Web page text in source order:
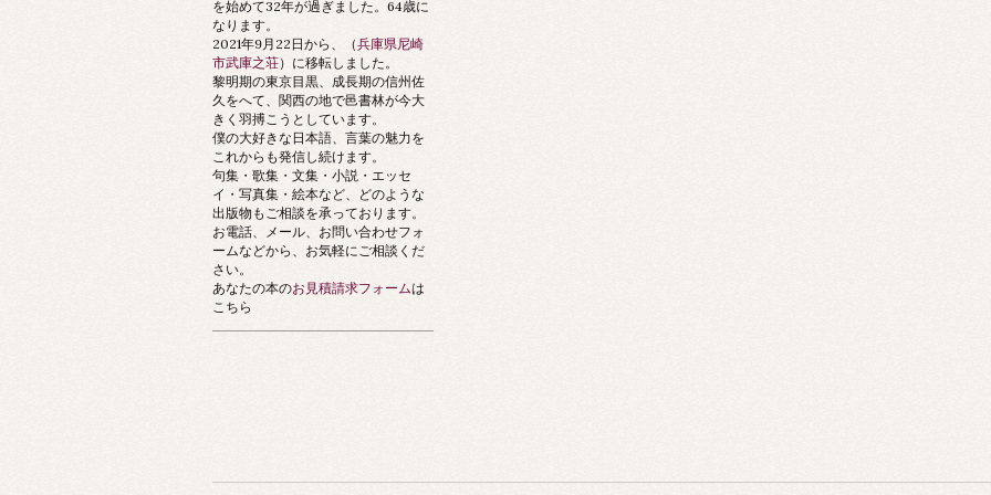
を始めて32年が過ぎました。64歳に
なります。
2021年9月22日から、（兵庫県尼崎
市武庫之荘）に移転しました。
黎明期の東京目黒、成長期の信州佐
久をへて、関西の地で邑書林が今大
きく羽搏こうとしています。
僕の大好きな日本語、言葉の魅力を
これからも発信し続けます。
句集・歌集・文集・小説・エッセ
イ・写真集・絵本など、どのような
出版物もご相談を承っております。
お電話、メール、お問い合わせフォ
ームなどから、お気軽にご相談くだ
さい。
あなたの本のお見積請求フォームは
こちら